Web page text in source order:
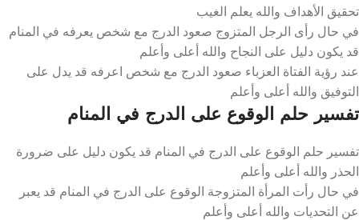
تحقيق الأهداف والله يعلم الغيب
في حال رأى الرجل المتزوج صعود الدرج مع شخص يعرفه في المنام
قد يكون دليل على النجاح والله أعلى وأعلم
عند رؤية الفتاة العزباء صعود الدرج مع شخص اعرفه قد يدل على
التوفيق والله أعلى وأعلم
تفسير حلم الوقوع على الدرج في المنام
تفسير حلم الوقوع على الدرج في المنام قد يكون دليل على ضرورة
الحذر والله أعلى وأعلم
في حال رأت المرأة المتزوجة الوقوع على الدرج في المنام قد يعبر
عن التحديات والله أعلى وأعلم